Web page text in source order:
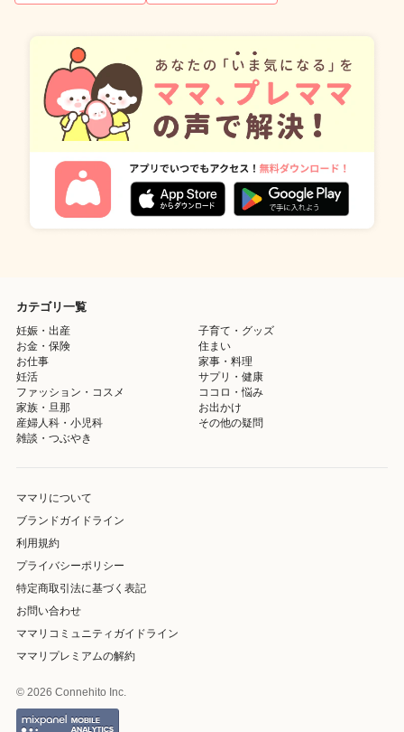
カテゴリ一覧
妊娠・出産
子育て・グッズ
お金・保険
住まい
お仕事
家事・料理
妊活
サプリ・健康
ファッション・コスメ
ココロ・悩み
家族・旦那
お出かけ
産婦人科・小児科
その他の疑問
雑談・つぶやき
ママリについて
ブランドガイドライン
利用規約
プライバシーポリシー
特定商取引法に基づく表記
お問い合わせ
ママリコミュニティガイドライン
ママリプレミアムの解約
© 2026 Connehito Inc.